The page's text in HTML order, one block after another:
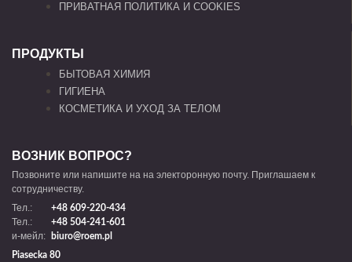
ПРИВАТНАЯ ПОЛИТИКА И COOKIES
ПРОДУКТЫ
БЫТОВАЯ ХИМИЯ
ГИГИЕНА
КОСМЕТИКА И УХОД ЗА ТЕЛОМ
ВОЗНИК ВОПРОС?
Позвоните или напишите на на электоронную почту. Приглашаем к
сотрудничеству.
Тел.:
+48 609-220-434
Тел.: +48 504-241-601
и-мейл:
biuro@roem.pl
Piasecka 80